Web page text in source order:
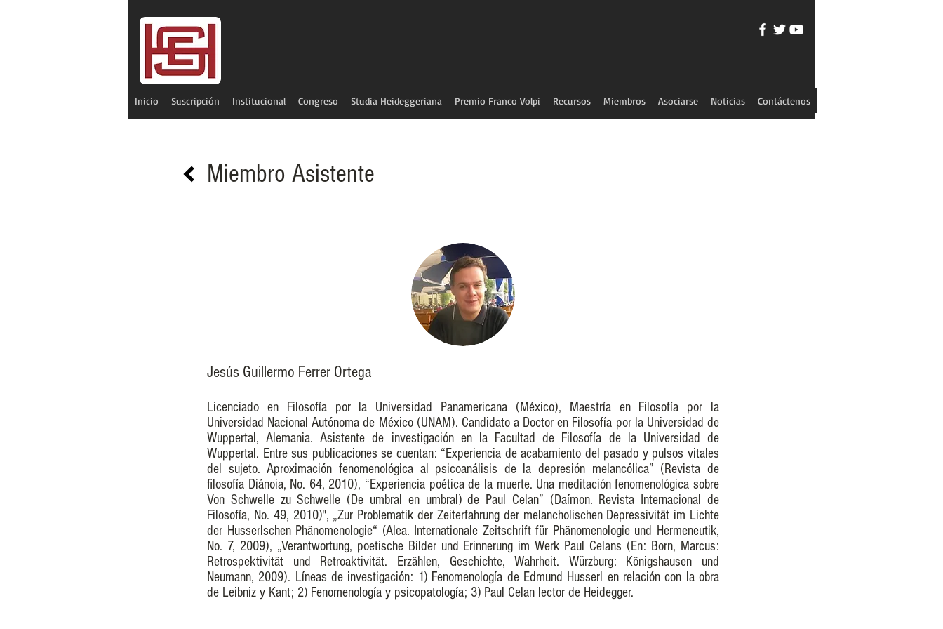
Inicio Suscripción Institucional Congreso Studia Heideggeriana Premio Franco Volpi Recursos Miembros Asociarse Noticias Contáctenos
Miembro Asistente
Jesús Guillermo Ferrer Ortega
Licenciado en Filosofía por la Universidad Panamericana (México), Maestría en Filosofía por la
Universidad Nacional Autónoma de México (UNAM). Candidato a Doctor en Filosofía por la Universidad de
Wuppertal, Alemania. Asistente de investigación en la Facultad de Filosofía de la Universidad de
Wuppertal. Entre sus publicaciones se cuentan: “Experiencia de acabamiento del pasado y pulsos vitales
del sujeto. Aproximación fenomenológica al psicoanálisis de la depresión melancólica” (Revista de
filosofía Diánoia, No. 64, 2010), “Experiencia poética de la muerte. Una meditación fenomenológica sobre
Von Schwelle zu Schwelle (De umbral en umbral) de Paul Celan” (Daímon. Revista Internacional de
Filosofía, No. 49, 2010)", „Zur Problematik der Zeiterfahrung der melancholischen Depressivität im Lichte
der Husserlschen Phänomenologie“ (Alea. Internationale Zeitschrift für Phänomenologie und Hermeneutik,
No. 7, 2009), „Verantwortung, poetische Bilder und Erinnerung im Werk Paul Celans (En: Born, Marcus:
Retrospektivität und Retroaktivität. Erzählen, Geschichte, Wahrheit. Würzburg: Königshausen und
Neumann, 2009). Líneas de investigación: 1) Fenomenología de Edmund Husserl en relación con la obra
de Leibniz y Kant; 2) Fenomenología y psicopatología; 3) Paul Celan lector de Heidegger.